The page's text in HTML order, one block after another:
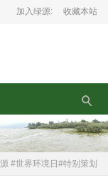
加入绿源: 收藏本站
#世界环境日#特别策划